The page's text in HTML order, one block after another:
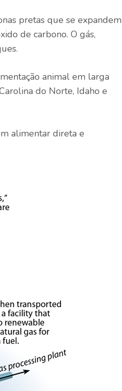
pretas que se expandem
de carbono. O gás,
animal em larga
do Norte, Idaho e
alimentar direta e